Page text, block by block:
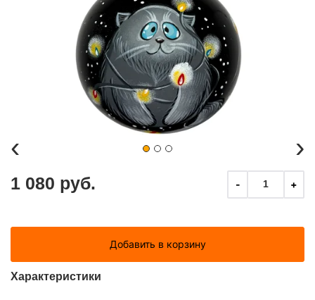
‹ ›
1 080 руб. - 1 +
Добавить в корзину
Характеристики